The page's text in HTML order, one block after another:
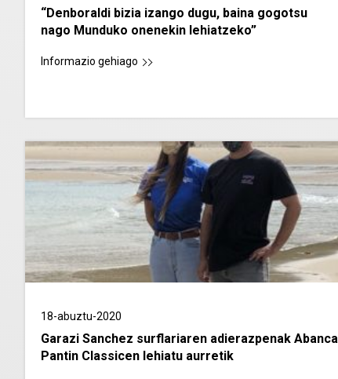
“Denboraldi bizia izango dugu, baina gogotsu
nago Munduko onenekin lehiatzeko”
Informazio gehiago
18-abuztu-2020
Garazi Sanchez surflariaren adierazpenak Abanca
Pantin Classicen lehiatu aurretik